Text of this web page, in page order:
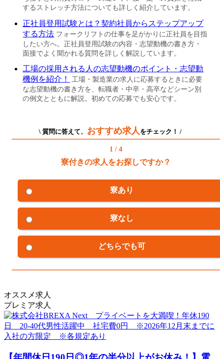
するストレッチ方法についても詳しく紹介しています。
正社員登用試験とは？契約社員からステップアップ
する方法 フォークリフトの仕事を足がかりに正社員を目指
したい方へ。正社員登用試験の内容・志望動機の書き方・
面接でよく聞かれる質問を詳しく解説しています。
工場の採用される人の志望動機のポイント・志望動
機例を紹介！
工場・製造業の求人に応募するときに必要
な志望動機の書き方を、転職者・中卒・高卒などシーン別
の例文とともに解説。初めての応募でも安心です。
\ 質問に答えて、 おすすめ求人をチェック！ /
1 / 4
寮付きの求人をお探しですか？
寮あり
寮なし
どちらでも可
オススメ求人
プレミア求人